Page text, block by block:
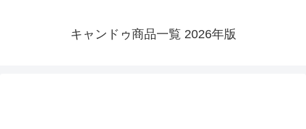
キャンドゥ商品一覧 2026年版